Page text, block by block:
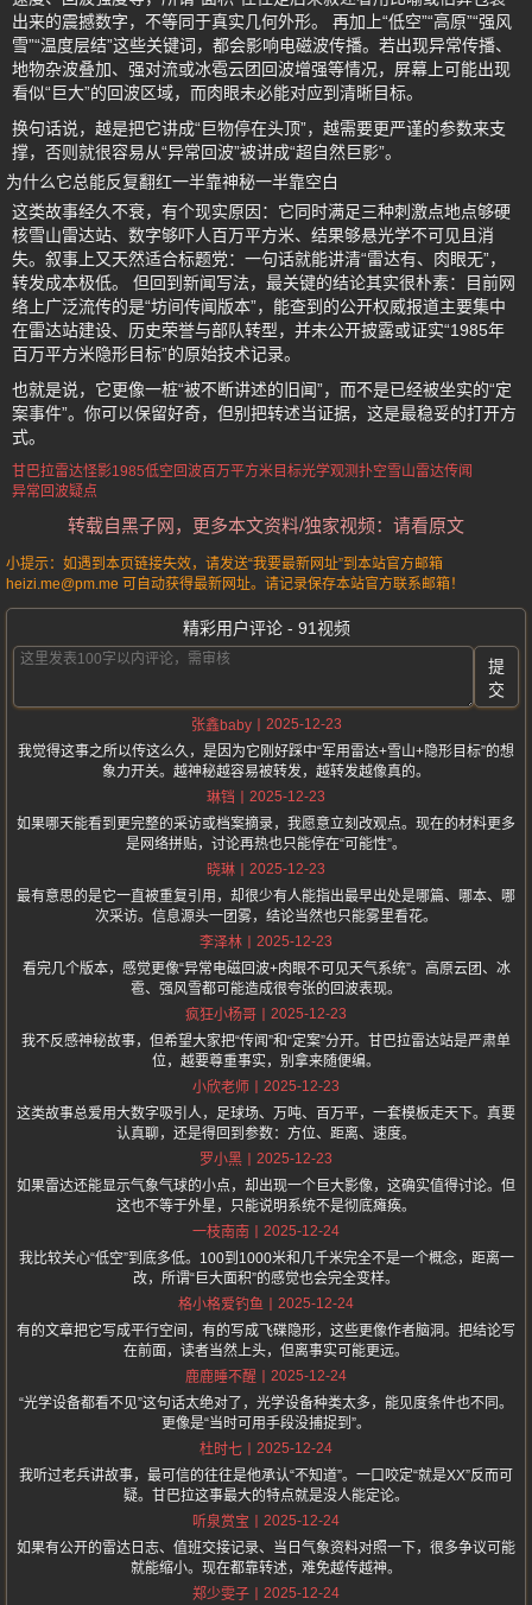
出来的震撼数字，不等同于真实几何外形。 再加上“低空”“高原”“强风
雪”“温度层结”这些关键词，都会影响电磁波传播。若出现异常传播、
地物杂波叠加、强对流或冰雹云团回波增强等情况，屏幕上可能出现
看似“巨大”的回波区域，而肉眼未必能对应到清晰目标。
换句话说，越是把它讲成“巨物停在头顶”，越需要更严谨的参数来支
撑，否则就很容易从“异常回波”被讲成“超自然巨影”。
为什么它总能反复翻红一半靠神秘一半靠空白
这类故事经久不衰，有个现实原因：它同时满足三种刺激点地点够硬
核雪山雷达站、数字够吓人百万平方米、结果够悬光学不可见且消
失。叙事上又天然适合标题党：一句话就能讲清“雷达有、肉眼无”，
转发成本极低。 但回到新闻写法，最关键的结论其实很朴素：目前网
络上广泛流传的是“坊间传闻版本”，能查到的公开权威报道主要集中
在雷达站建设、历史荣誉与部队转型，并未公开披露或证实“1985年
百万平方米隐形目标”的原始技术记录。
也就是说，它更像一桩“被不断讲述的旧闻”，而不是已经被坐实的“定
案事件”。你可以保留好奇，但别把转述当证据，这是最稳妥的打开方
式。
甘巴拉雷达怪影1985低空回波百万平方米目标光学观测扑空雪山雷达传闻
异常回波疑点
转载自黑子网，更多本文资料/独家视频：请看原文
小提示：如遇到本页链接失效，请发送“我要最新网址”到本站官方邮箱
heizi.me@pm.me 可自动获得最新网址。请记录保存本站官方联系邮箱！
精彩用户评论 - 91视频
提
交
张鑫baby
2025-12-23
我觉得这事之所以传这么久，是因为它刚好踩中“军用雷达+雪山+隐形目标”的想
象力开关。越神秘越容易被转发，越转发越像真的。
琳铛
2025-12-23
如果哪天能看到更完整的采访或档案摘录，我愿意立刻改观点。现在的材料更多
是网络拼贴，讨论再热也只能停在“可能性”。
晓琳
2025-12-23
最有意思的是它一直被重复引用，却很少有人能指出最早出处是哪篇、哪本、哪
次采访。信息源头一团雾，结论当然也只能雾里看花。
李泽林
2025-12-23
看完几个版本，感觉更像“异常电磁回波+肉眼不可见天气系统”。高原云团、冰
雹、强风雪都可能造成很夸张的回波表现。
疯狂小杨哥
2025-12-23
我不反感神秘故事，但希望大家把“传闻”和“定案”分开。甘巴拉雷达站是严肃单
位，越要尊重事实，别拿来随便编。
小欣老师
2025-12-23
这类故事总爱用大数字吸引人，足球场、万吨、百万平，一套模板走天下。真要
认真聊，还是得回到参数：方位、距离、速度。
罗小黑
2025-12-23
如果雷达还能显示气象气球的小点，却出现一个巨大影像，这确实值得讨论。但
这也不等于外星，只能说明系统不是彻底瘫痪。
一枝南南
2025-12-24
我比较关心“低空”到底多低。100到1000米和几千米完全不是一个概念，距离一
改，所谓“巨大面积”的感觉也会完全变样。
格小格爱钓鱼
2025-12-24
有的文章把它写成平行空间，有的写成飞碟隐形，这些更像作者脑洞。把结论写
在前面，读者当然上头，但离事实可能更远。
鹿鹿睡不醒
2025-12-24
“光学设备都看不见”这句话太绝对了，光学设备种类太多，能见度条件也不同。
更像是“当时可用手段没捕捉到”。
杜时七
2025-12-24
我听过老兵讲故事，最可信的往往是他承认“不知道”。一口咬定“就是XX”反而可
疑。甘巴拉这事最大的特点就是没人能定论。
听泉赏宝
2025-12-24
如果有公开的雷达日志、值班交接记录、当日气象资料对照一下，很多争议可能
就能缩小。现在都靠转述，难免越传越神。
郑少雯子
2025-12-24